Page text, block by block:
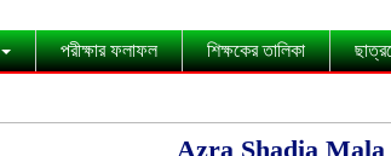
পরীক্ষার ফলাফল শিক্ষকের তালিকা
Azra Shadia Mala